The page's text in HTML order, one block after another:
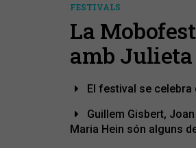
FESTIVALS
La
amb
El festival se celebra
Guillem Gisbert,
Maria Hein són alguns